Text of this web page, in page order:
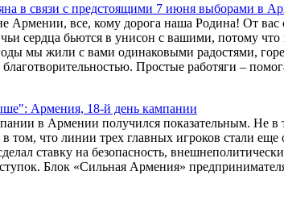
в связи с предстоящими 7 июня выборами в
Армении, все, кому дорога наша Родина! От вас
сердца бьются в унисон с вашими, потому что
мы жили с вами одинаковыми радостями,
Простые работяги –
Армения, 18-й день кампании
в Армении получился показательным. Не в
том, что линии трех главных игроков стали
ставку на безопасность,
Блок «Сильная Армения»